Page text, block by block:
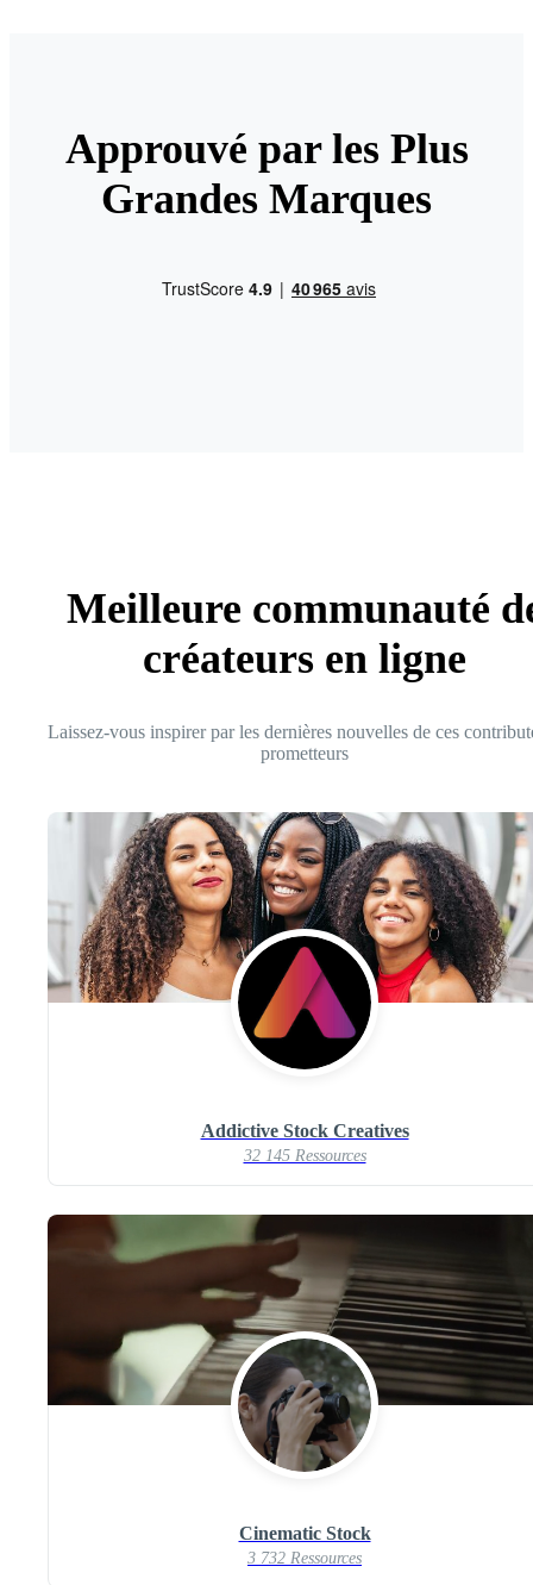
Approuvé par les Plus
Grandes Marques
Meilleure communauté
créateurs en ligne
Laissez-vous inspirer par les dernières nouvelles de ces
prometteurs
Addictive Stock Creatives
32 145 Ressources
Cinematic Stock
3 732 Ressources